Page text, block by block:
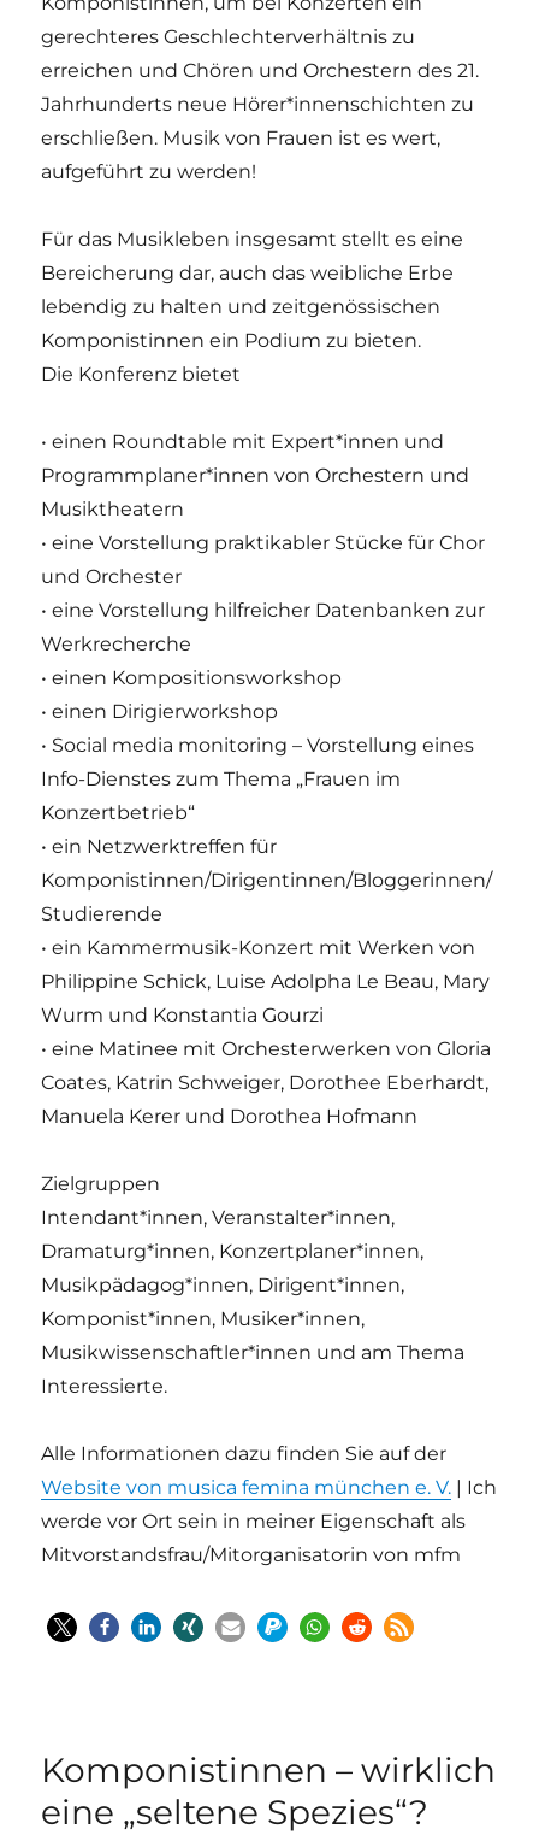
gerechteres Geschlechterverhältnis zu
erreichen und Chören und Orchestern des 21.
Jahrhunderts neue Hörer*innenschichten zu
erschließen. Musik von Frauen ist es wert,
aufgeführt zu werden!
Für das Musikleben insgesamt stellt es eine
Bereicherung dar, auch das weibliche Erbe
lebendig zu halten und zeitgenössischen
Komponistinnen ein Podium zu bieten.
Die Konferenz bietet
• einen Roundtable mit Expert*innen und
Programmplaner*innen von Orchestern und
Musiktheatern
• eine Vorstellung praktikabler Stücke für Chor
und Orchester
• eine Vorstellung hilfreicher Datenbanken zur
Werkrecherche
• einen Kompositionsworkshop
• einen Dirigierworkshop
• Social media monitoring – Vorstellung eines
Info-Dienstes zum Thema „Frauen im
Konzertbetrieb“
• ein Netzwerktreffen für
Komponistinnen/Dirigentinnen/Bloggerinnen/
Studierende
• ein Kammermusik-Konzert mit Werken von
Philippine Schick, Luise Adolpha Le Beau, Mary
Wurm und Konstantia Gourzi
• eine Matinee mit Orchesterwerken von Gloria
Coates, Katrin Schweiger, Dorothee Eberhardt,
Manuela Kerer und Dorothea Hofmann
Zielgruppen
Intendant*innen, Veranstalter*innen,
Dramaturg*innen, Konzertplaner*innen,
Musikpädagog*innen, Dirigent*innen,
Komponist*innen, Musiker*innen,
Musikwissenschaftler*innen und am Thema
Interessierte.
Alle Informationen dazu finden Sie auf der
Website von musica femina münchen e. V. | Ich
werde vor Ort sein in meiner Eigenschaft als
Mitvorstandsfrau/Mitorganisatorin von mfm
Komponistinnen – wirklich
eine „seltene Spezies“?